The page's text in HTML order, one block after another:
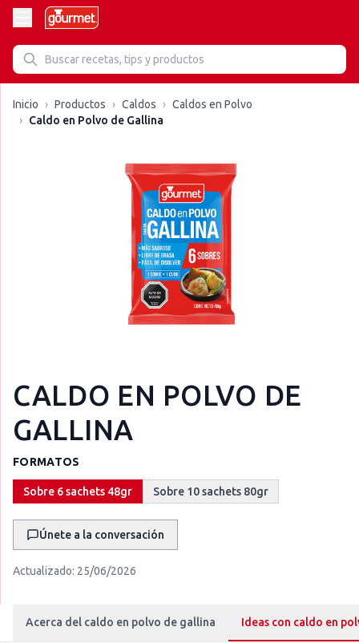
Inicio › Productos › Caldos › Caldos en Polvo
› Caldo en Polvo de Gallina
CALDO EN POLVO DE
GALLINA
FORMATOS
Sobre 6 sachets 48gr Sobre 10 sachets 80gr
Únete a la conversación
Actualizado: 25/06/2026
Acerca del caldo en polvo de gallina Ideas con caldo en